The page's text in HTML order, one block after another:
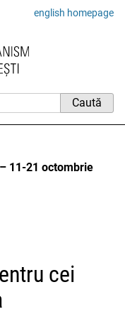
english homepage
11-21 octombrie
cei